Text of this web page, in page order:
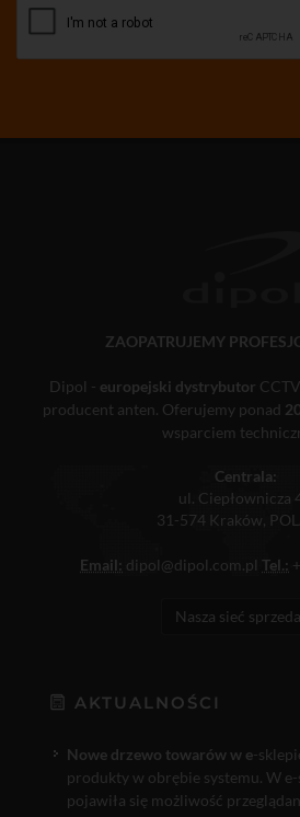
ZAOPATRUJEMY
Dipol - europejski dystrybutor
producent anten. Oferujemy ponad
wsparciem
Centrala:
ul. Ciepłownicza
31-574 Kraków,
Email: dipol@dipol.com.pl Tel.:
Nasza sieć
AKTUALNOŚCI
Nowe drzewo towarów w e-
produkty w obrębie systemu. W
pojawiła się możliwość